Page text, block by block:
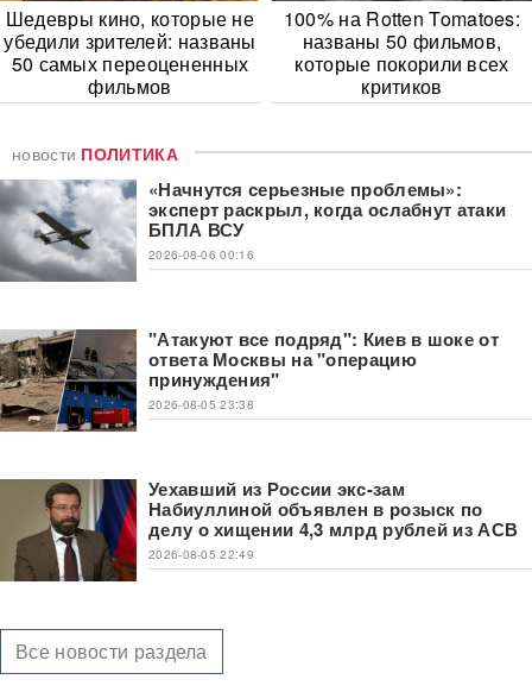
Шедевры кино, которые не
убедили зрителей: названы
50 самых переоцененных
фильмов
100% на Rotten Tomatoes:
названы 50 фильмов,
которые покорили всех
критиков
новости ПОЛИТИКА
«Начнутся серьезные проблемы»:
эксперт раскрыл, когда ослабнут атаки
БПЛА ВСУ
2026-08-06 00:16
"Атакуют все подряд": Киев в шоке от
ответа Москвы на "операцию
принуждения"
2026-08-05 23:38
Уехавший из России экс-зам
Набиуллиной объявлен в розыск по
делу о хищении 4,3 млрд рублей из АСВ
2026-08-05 22:49
Все новости раздела